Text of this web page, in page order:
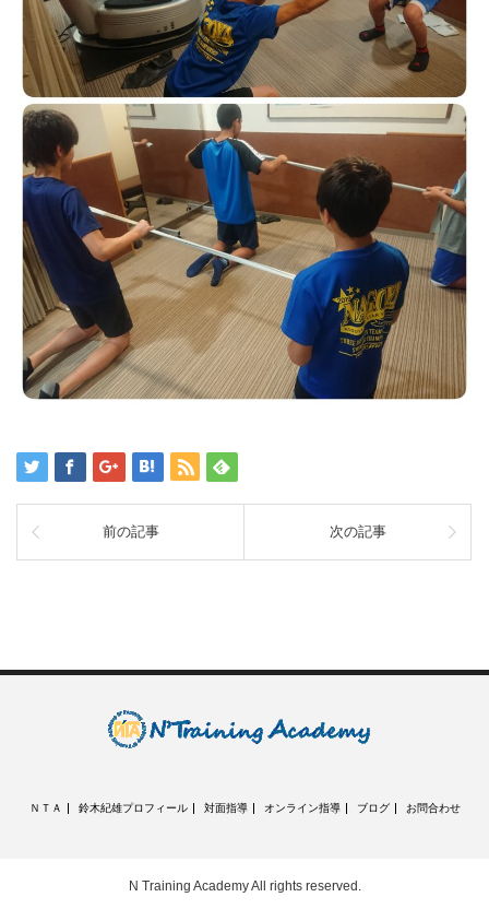
前の記事 次の記事
ＮＴＡ 鈴木紀雄プロフィール 対面指導 オンライン指導 ブログ お問合わせ
N Training AcademyAll rights reserved.